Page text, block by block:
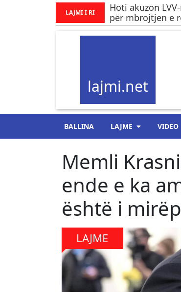
LAJMI I RI
Hoti akuzon
për mbrojtjen e
lajmi.net
BALLINA LAJME VIDEO
Memli
ende e ka
është i
LAJME